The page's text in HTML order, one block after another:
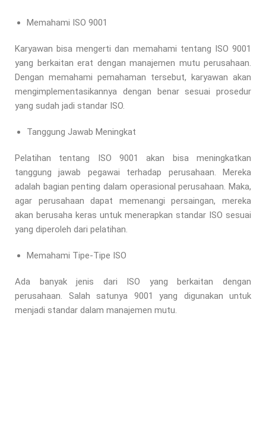
Memahami ISO 9001
Karyawan bisa mengerti dan memahami tentang ISO 9001
yang berkaitan erat dengan manajemen mutu perusahaan.
Dengan memahami pemahaman tersebut, karyawan akan
mengimplementasikannya dengan benar sesuai prosedur
yang sudah jadi standar ISO.
Tanggung Jawab Meningkat
Pelatihan tentang ISO 9001 akan bisa meningkatkan
tanggung jawab pegawai terhadap perusahaan. Mereka
adalah bagian penting dalam operasional perusahaan. Maka,
agar perusahaan dapat memenangi persaingan, mereka
akan berusaha keras untuk menerapkan standar ISO sesuai
yang diperoleh dari pelatihan.
Memahami Tipe-Tipe ISO
Ada banyak jenis dari ISO yang berkaitan dengan
perusahaan. Salah satunya 9001 yang digunakan untuk
menjadi standar dalam manajemen mutu.